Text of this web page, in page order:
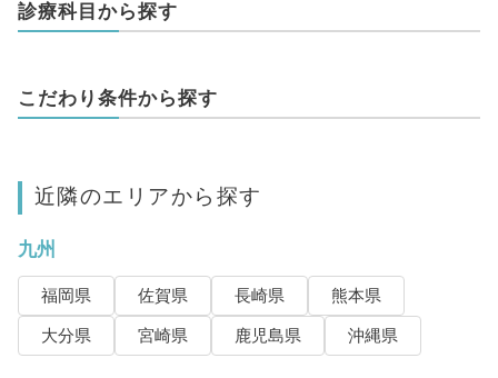
診療科目から探す
こだわり条件から探す
近隣のエリアから探す
九州
福岡県 佐賀県 長崎県
熊本県
大分県
宮崎県 鹿児島県 沖縄県